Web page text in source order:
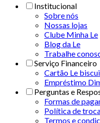
Institucional
Sobre nós
Nossas lojas
Clube Minha Le
Blog da Le
Trabalhe
Serviço Financeiro
Cartão Le
Empréstimo
Perguntas e
Formas de
Política de
Termos e